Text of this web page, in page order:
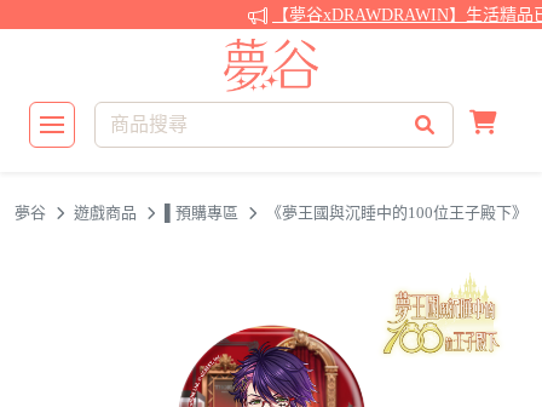
【夢谷xDRAWDRAWIN】生活精品
夢谷 遊戲商品 ▌預購專區 《夢王國與沉睡中的100位王子殿下》